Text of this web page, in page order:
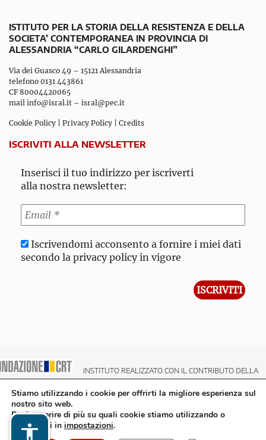
ISTITUTO PER LA STORIA DELLA RESISTENZA E DELLA
SOCIETA’ CONTEMPORANEA IN PROVINCIA DI
ALESSANDRIA “CARLO GILARDENGHI”
Via dei Guasco 49 – 15121 Alessandria
telefono 0131 443861
CF 80004420065
mail info@isral.it – isral@pec.it
Cookie Policy Privacy Policy Credits
ISCRIVITI ALLA NEWSLETTER
Inserisci il tuo indirizzo per iscriverti
alla nostra newsletter:
Iscrivendomi acconsento a fornire i miei dati
secondo la privacy policy in vigore
INSTITUTO REALIZZATO CON IL CONTRIBUTO DELLA
Stiamo utilizzando i cookie per offrirti la migliore esperienza sul
nostro sito web.
Puoi scoprire di più su quali cookie stiamo utilizzando o
disattivarli in impostazioni.